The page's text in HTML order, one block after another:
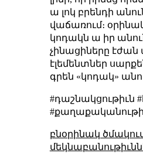
ա լոկ բրենդի
վաճառում։
կոդակն ա իր
չինացիները
էլեմենտներ
գրեն «կոդակ»
#դաշնակցութիւն
բնօրինակ